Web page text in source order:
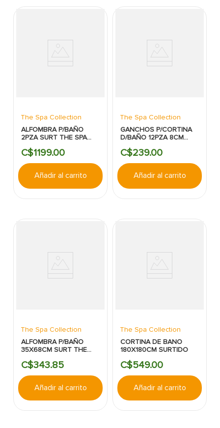
The Spa Collection
ALFOMBRA P/BAÑO
2PZA SURT THE SPA
C$1199.00
Añadir al carrito
The Spa Collection
GANCHOS P/CORTINA
D/BAÑO 12PZA 8CM
COLLECTION
C$239.00
Añadir al carrito
The Spa Collection
ALFOMBRA P/BAÑO
35X68CM SURT THE
C$343.85
Añadir al carrito
The Spa Collection
CORTINA DE BANO
180X180CM SURTIDO
C$549.00
Añadir al carrito